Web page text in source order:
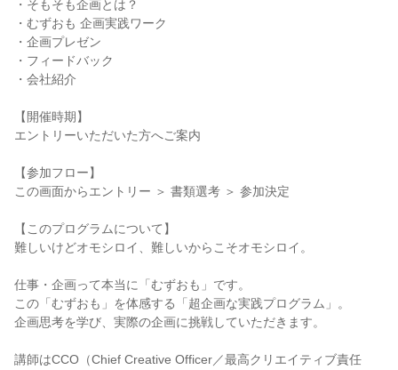
・そもそも企画とは？
・むずおも 企画実践ワーク
・企画プレゼン
・フィードバック
・会社紹介
【開催時期】
エントリーいただいた方へご案内
【参加フロー】
この画面からエントリー ＞ 書類選考 ＞ 参加決定
【このプログラムについて】
難しいけどオモシロイ、難しいからこそオモシロイ。
仕事・企画って本当に「むずおも」です。
この「むずおも」を体感する「超企画な実践プログラム」。
企画思考を学び、実際の企画に挑戦していただきます。
講師はCCO（Chief Creative Officer／最高クリエイティブ責任